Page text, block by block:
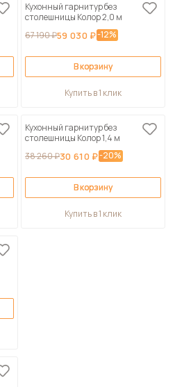
Кухонный гарнитур без
столешницы Колор 2,0 м
67 190 ₽59 030 ₽-12%
В корзину
Купить в 1 клик
Кухонный гарнитур без
столешницы Колор 1,4 м
38 260 ₽30 610 ₽-20%
В корзину
Купить в 1 клик